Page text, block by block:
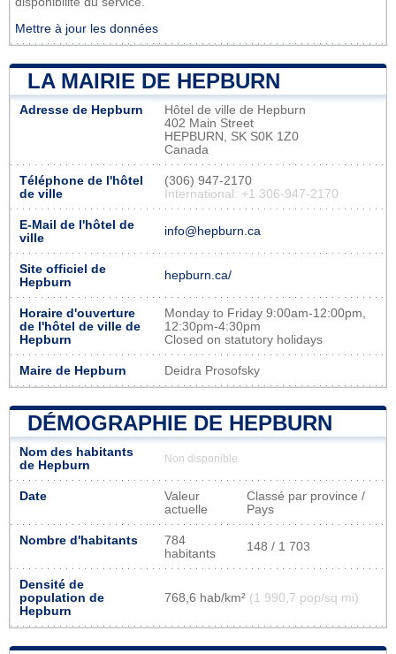
Mettre à jour les données
LA MAIRIE DE HEPBURN
Adresse de Hepburn
Hôtel de ville de Hepburn
402 Main Street
HEPBURN, SK S0K 1Z0
Canada
Téléphone de l'hôtel
de ville
(306) 947-2170
International: +1 306-947-2170
E-Mail de l'hôtel de
ville
info@hepburn.ca
Site officiel de
Hepburn
hepburn.ca/
Horaire d'ouverture
de l'hôtel de ville de
Hepburn
Monday to Friday 9:00am-12:00pm,
12:30pm-4:30pm
Closed on statutory holidays
Maire de Hepburn Deidra Prosofsky
DÉMOGRAPHIE DE HEPBURN
Nom des habitants
de Hepburn
Non disponible
Date
Valeur
actuelle
Classé par province /
Pays
Nombre d'habitants
784
habitants
148 / 1 703
Densité de
population de
Hepburn
768,6 hab/km² (1 990,7 pop/sq mi)